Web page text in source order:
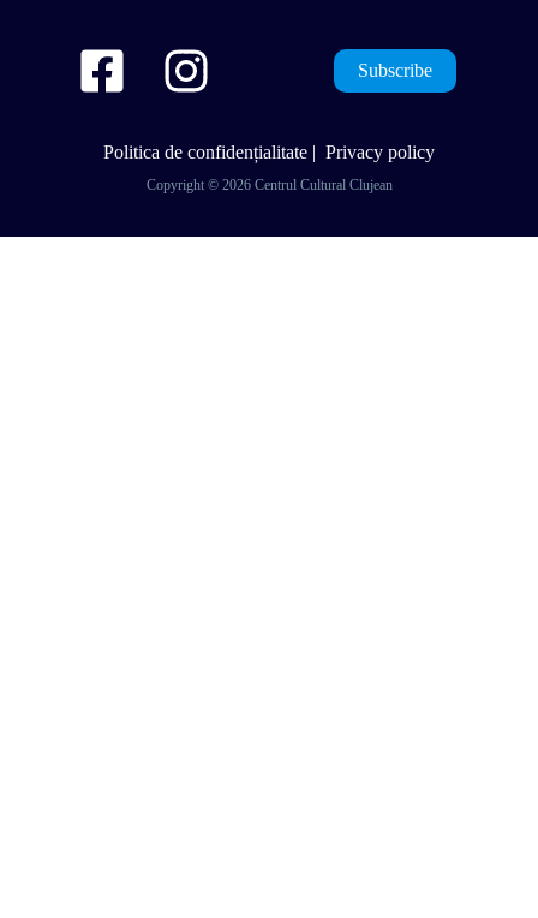
Subscribe
Politica de confidențialitate | Privacy policy
Copyright © 2026 Centrul Cultural Clujean